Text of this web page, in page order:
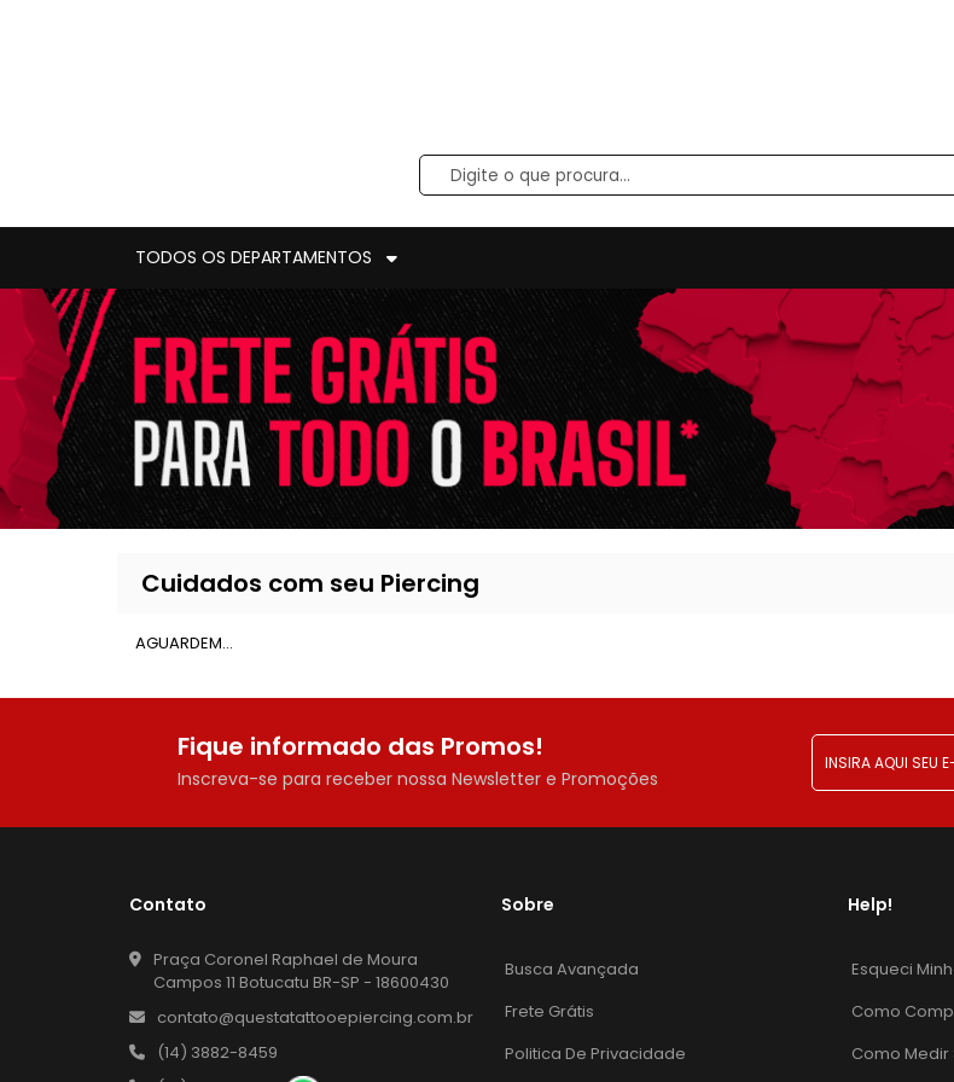
TODOS OS DEPARTAMENTOS
Cuidados com seu Piercing
AGUARDEM...
Fique informado das Promos!
Inscreva-se para receber nossa Newsletter e Promoções
Contato
Praça Coronel Raphael de Moura
Campos 11 Botucatu BR-SP - 18600430
contato@questatattooepiercing.com.br
(14) 3882-8459
Sobre
Busca Avançada
Frete Grátis
Politica De Privacidade
Help!
Esqueci
Como
Como Medir